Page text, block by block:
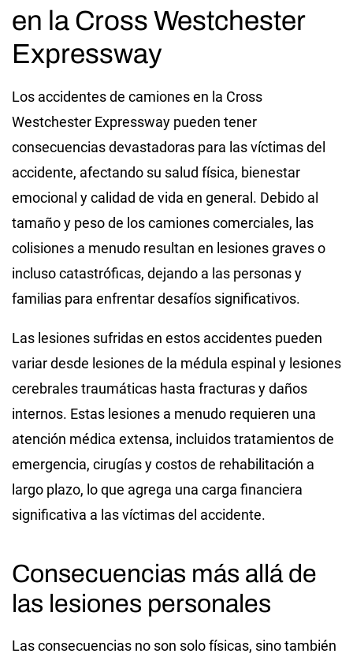
en la Cross Westchester
Expressway
Los accidentes de camiones en la Cross
Westchester Expressway pueden tener
consecuencias devastadoras para las víctimas del
accidente, afectando su salud física, bienestar
emocional y calidad de vida en general. Debido al
tamaño y peso de los camiones comerciales, las
colisiones a menudo resultan en lesiones graves o
incluso catastróficas, dejando a las personas y
familias para enfrentar desafíos significativos.
Las lesiones sufridas en estos accidentes pueden
variar desde lesiones de la médula espinal y lesiones
cerebrales traumáticas hasta fracturas y daños
internos. Estas lesiones a menudo requieren una
atención médica extensa, incluidos tratamientos de
emergencia, cirugías y costos de rehabilitación a
largo plazo, lo que agrega una carga financiera
significativa a las víctimas del accidente.
Consecuencias más allá de
las lesiones personales
Las consecuencias no son solo físicas, sino también